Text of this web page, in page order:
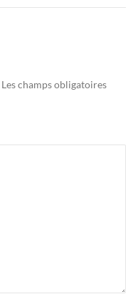
Les champs obligatoires